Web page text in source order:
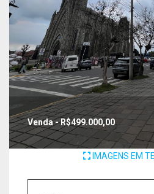
Venda - R$499.000,00
IMAGENS EM